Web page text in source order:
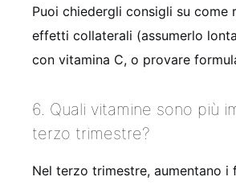
Puoi chiedergli consigli su come
effetti collaterali (assumerlo
con vitamina C, o provare
6. Quali vitamine sono più
terzo trimestre?
Nel terzo trimestre, aumentano i